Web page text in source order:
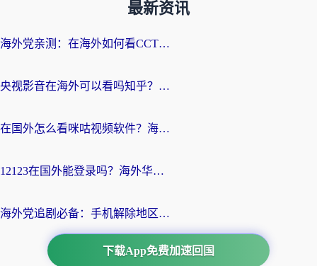
最新资讯
海外党亲测：在海外如何看CCTV？告别“仅限大陆播放”的实用指南
央视影音在海外可以看吗知乎？留学生亲测：3步解决地域限制+追剧自由
在国外怎么看咪咕视频软件？海外党亲测有效的回国加速方案
12123在国外能登录吗？海外华人必看的回国加速实用指南
海外党追剧必备：手机解除地区限制app怎么选？解决央视视频&国内剧地区限制全指南
下载App免费加速回国